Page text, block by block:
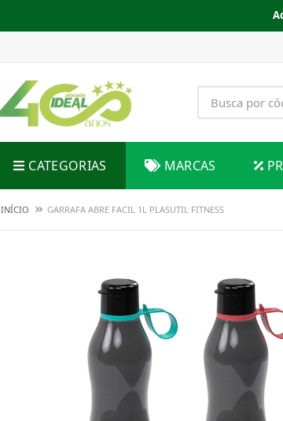
CATEGORIAS MARCAS
INÍCIO GARRAFA ABRE FACIL 1L PLASUTIL FITNESS